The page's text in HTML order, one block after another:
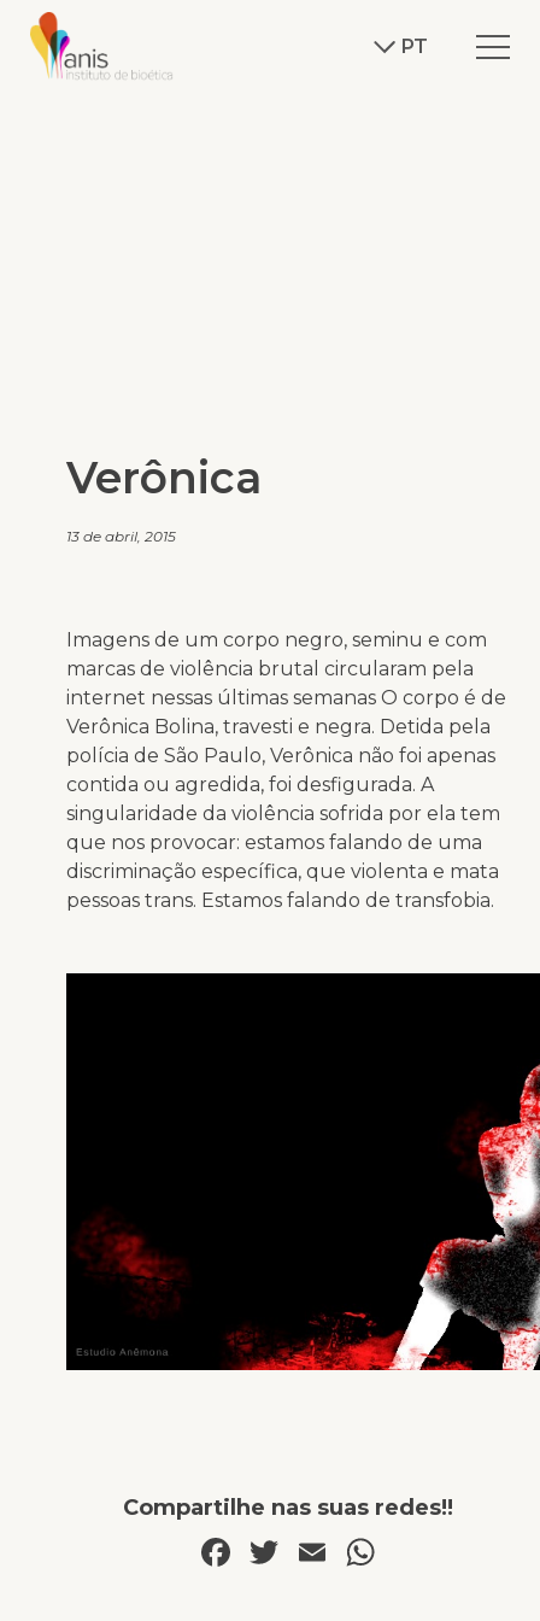
PT
Verônica
13 de abril, 2015
Imagens de um corpo negro, seminu e com
marcas de violência brutal circularam pela
internet nessas últimas semanas O corpo é de
Verônica Bolina, travesti e negra. Detida pela
polícia de São Paulo, Verônica não foi apenas
contida ou agredida, foi desfigurada. A
singularidade da violência sofrida por ela tem
que nos provocar: estamos falando de uma
discriminação específica, que violenta e mata
pessoas trans. Estamos falando de transfobia.
Compartilhe nas suas redes!!
Facebook
Twitter
Email